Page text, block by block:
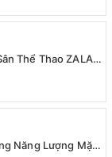
Thể Thao ZALAA
Năng Lượng Mặt